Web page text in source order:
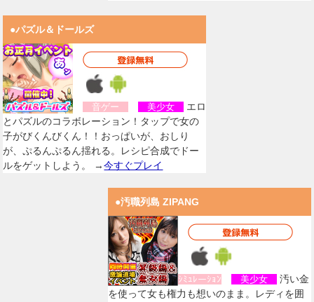
●パズル＆ドールズ
音ゲー 美少女
エロ
とパズルのコラボレーション！タップで女の
子がびくんびくん！！おっぱいが、おしり
が、ぷるんぷるん揺れる。レシピ合成でドー
ルをゲットしよう。 →今すぐプレイ
●汚職列島 ZIPANG
ｼﾐｭﾚーｼｮﾝ 美少女
汚い金
を使って女も権力も想いのまま。レディを囲